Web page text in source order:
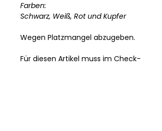
Farben:
Schwarz, Weiß, Rot und Kupfer
Wegen Platzmangel abzugeben.
Für diesen Artikel muss im Check-